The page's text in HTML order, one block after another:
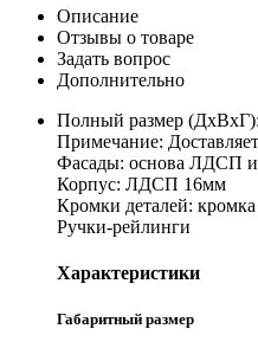
Описание
Отзывы о товаре
Задать вопрос
Дополнительно
Полный размер
Примечание:
Фасады: основа ЛДСП
Корпус: ЛДСП 16мм
Кромки деталей:
Ручки-рейлинги
Характеристики
Габаритный размер